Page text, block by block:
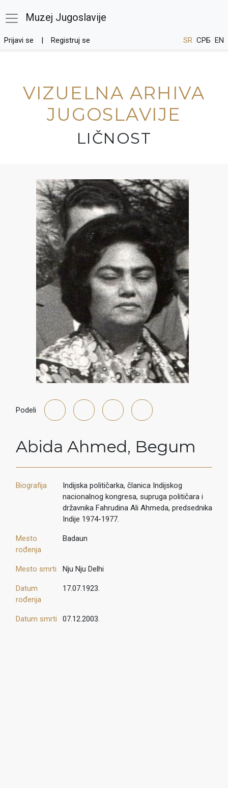
Muzej Jugoslavije
Prijavi se Registruj se SR СРБ EN
VIZUELNA ARHIVA
JUGOSLAVIJE
LIČNOST
Podeli
Abida Ahmed, Begum
Biografija
Indijska političarka, članica Indijskog
nacionalnog kongresa, supruga političara i
državnika Fahrudina Ali Ahmeda, predsednika
Indije 1974-1977.
Mesto
rođenja
Badaun
Mesto smrti Nju Nju Delhi
Datum
rođenja
17.07.1923.
Datum smrti 07.12.2003.